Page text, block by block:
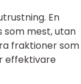
En
mest, utan
fraktioner som
effektivare